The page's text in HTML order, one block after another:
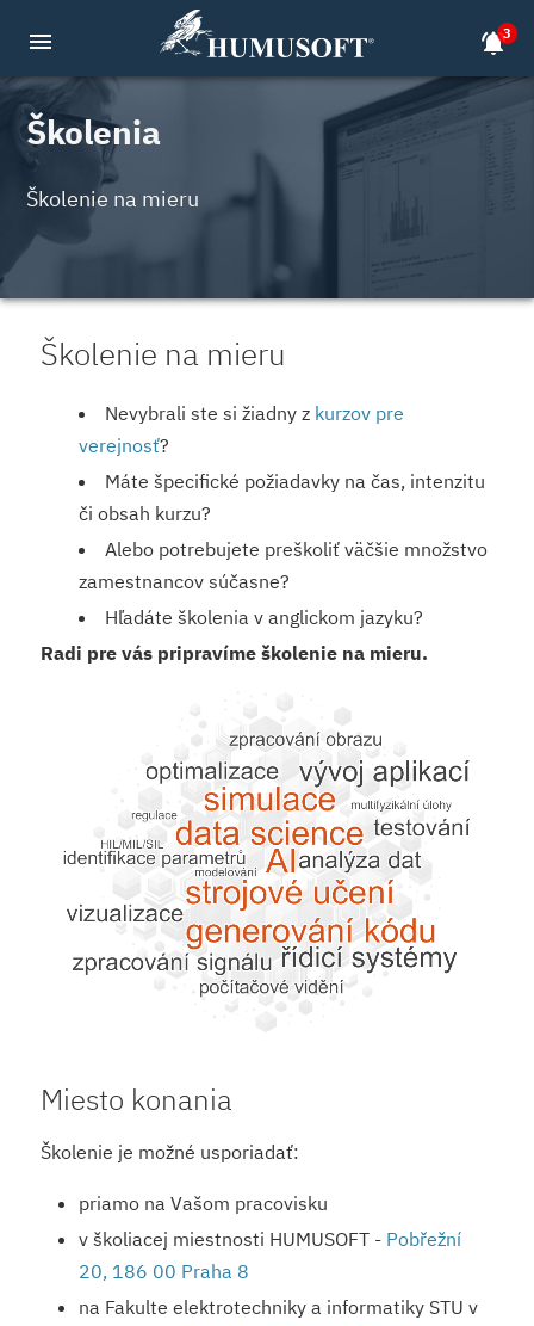
menu notifications_active3
Školenia
Školenie na mieru
Školenie na mieru
Nevybrali ste si žiadny z kurzov pre
verejnosť?
Máte špecifické požiadavky na čas, intenzitu
či obsah kurzu?
Alebo potrebujete preškoliť väčšie množstvo
zamestnancov súčasne?
Hľadáte školenia v anglickom jazyku?
Radi pre vás pripravíme školenie na mieru.
Miesto konania
Školenie je možné usporiadať:
priamo na Vašom pracovisku
v školiacej miestnosti HUMUSOFT - Pobřežní
20, 186 00 Praha 8
na Fakulte elektrotechniky a informatiky STU v